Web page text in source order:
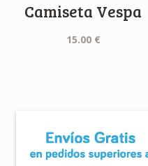
Camiseta Vespa
15.00 €